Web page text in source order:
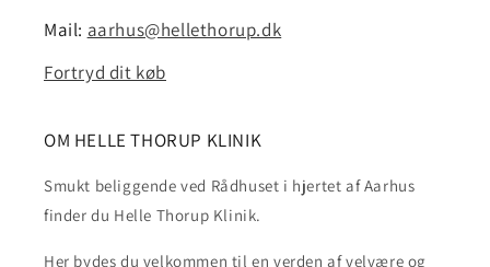
Mail: aarhus@hellethorup.dk
Fortryd dit køb
OM HELLE THORUP KLINIK
Smukt beliggende ved Rådhuset i hjertet af Aarhus
finder du Helle Thorup Klinik.
Her bydes du velkommen til en verden af velvære og